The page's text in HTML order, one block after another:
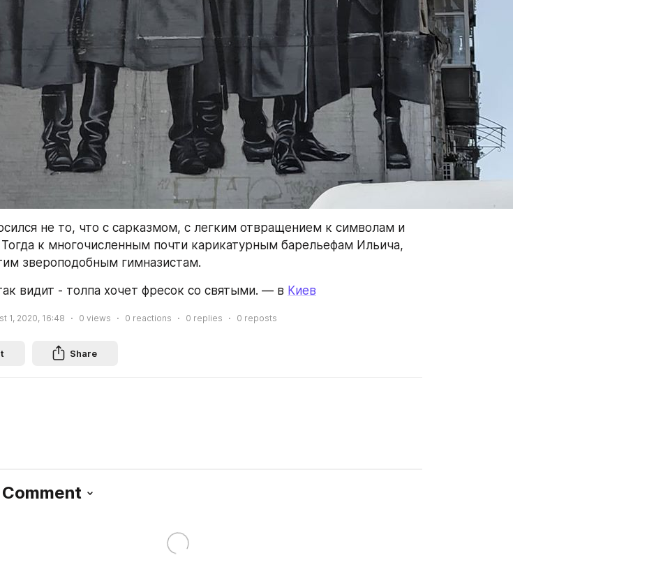
не то, что с сарказмом, с легким отвращением к символам и
Тогда к многочисленным почти карикатурным барельефам Ильича,
звероподобным гимназистам.
видит - толпа хочет фресок со святыми. — в Киев
1, 2020, 16:48 0 views 0 reactions 0 replies 0 reposts
Share